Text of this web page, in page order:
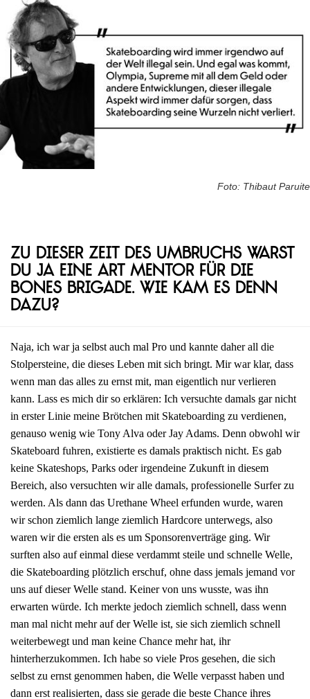
Foto: Thibaut Paruite
Zu dieser Zeit des Umbruchs warst
du ja eine Art Mentor für die
Bones Brigade. Wie kam es denn
dazu?
Naja, ich war ja selbst auch mal Pro und kannte daher all die
Stolpersteine, die dieses Leben mit sich bringt. Mir war klar, dass
wenn man das alles zu ernst mit, man eigentlich nur verlieren
kann. Lass es mich dir so erklären: Ich versuchte damals gar nicht
in erster Linie meine Brötchen mit Skateboarding zu verdienen,
genauso wenig wie Tony Alva oder Jay Adams. Denn obwohl wir
Skateboard fuhren, existierte es damals praktisch nicht. Es gab
keine Skateshops, Parks oder irgendeine Zukunft in diesem
Bereich, also versuchten wir alle damals, professionelle Surfer zu
werden. Als dann das Urethane Wheel erfunden wurde, waren
wir schon ziemlich lange ziemlich Hardcore unterwegs, also
waren wir die ersten als es um Sponsorenverträge ging. Wir
surften also auf einmal diese verdammt steile und schnelle Welle,
die Skateboarding plötzlich erschuf, ohne dass jemals jemand vor
uns auf dieser Welle stand. Keiner von uns wusste, was ihn
erwarten würde. Ich merkte jedoch ziemlich schnell, dass wenn
man mal nicht mehr auf der Welle ist, sie sich ziemlich schnell
weiterbewegt und man keine Chance mehr hat, ihr
hinterherzukommen. Ich habe so viele Pros gesehen, die sich
selbst zu ernst genommen haben, die Welle verpasst haben und
dann erst realisierten, dass sie gerade die beste Chance ihres